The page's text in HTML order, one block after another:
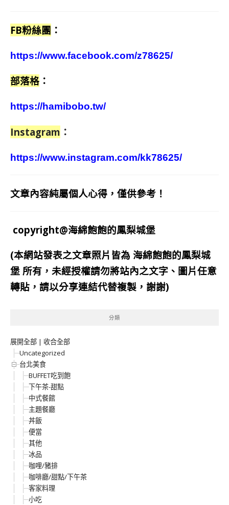
FB粉絲團 ：
https://www.facebook.com/z78625/
部落格 ：
https://hamibobo.tw/
Instagram ：
https://www.instagram.com/kk78625/
文章內容純屬個人心得，僅供參考！
copyright@海綿飽飽的鳳梨城堡
(本網站發表之文章照片皆為 海綿飽飽的鳳梨城
堡 所有，未經授權請勿將站內之文字、圖片任意
轉貼，請以分享連結代替複製，謝謝)
分類
展開全部 | 收合全部
Uncategorized
台北美食
BUFFET吃到飽
下午茶-甜點
中式餐館
主題餐廳
丼飯
便當
其他
冰品
咖哩/豬排
咖啡廳/甜點/下午茶
客家料理
小吃